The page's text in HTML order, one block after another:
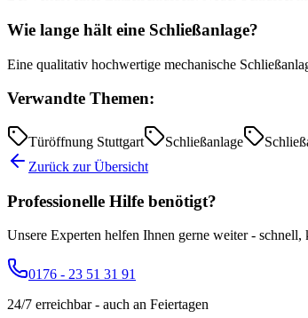
Wie lange hält eine Schließanlage?
Eine qualitativ hochwertige mechanische
Verwandte Themen:
Türöffnung Stuttgart Schließanlage
Zurück zur Übersicht
Professionelle Hilfe benötigt?
Unsere Experten helfen Ihnen gerne weiter - schnell,
0176 - 23 51 31 91
24/7 erreichbar - auch an Feiertagen